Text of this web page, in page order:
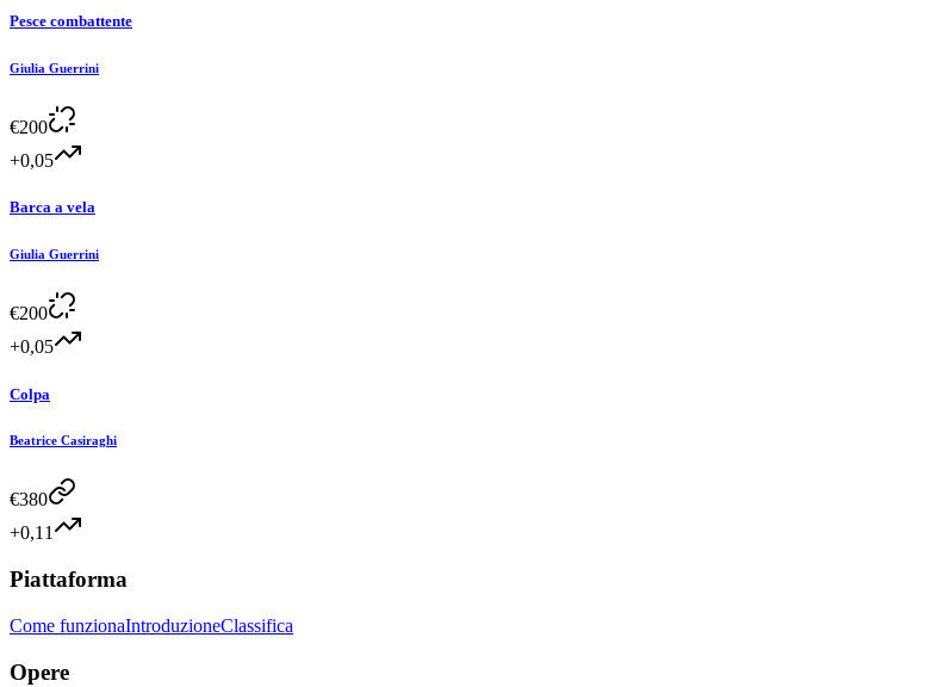
Pesce combattente
Giulia Guerrini
€200
+0,05
Barca a vela
Giulia Guerrini
€200
+0,05
Colpa
Beatrice Casiraghi
€380
+0,11
Piattaforma
Come funzionaIntroduzioneClassifica
Opere